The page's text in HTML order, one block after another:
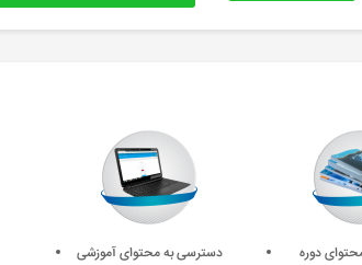
دوره
دسترسی به محتوای آموزشی